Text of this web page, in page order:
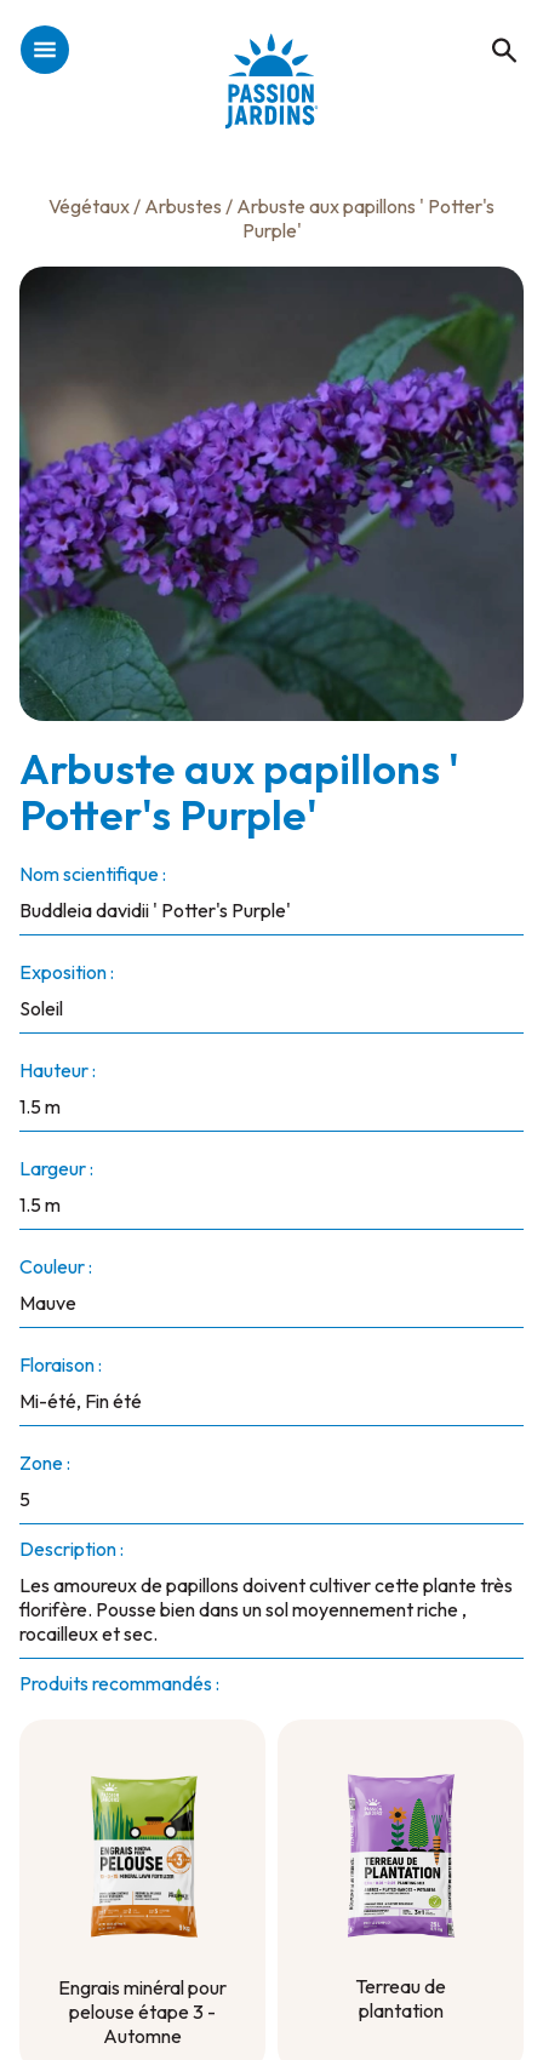
Végétaux/ Arbustes / Arbuste aux papillons ' Potter's
Purple'
Arbuste aux papillons '
Potter's Purple'
Nom scientifique :
Buddleia davidii ' Potter's Purple'
Exposition :
Soleil
Hauteur :
1.5 m
Largeur :
1.5 m
Couleur :
Mauve
Floraison :
Mi-été, Fin été
Zone :
5
Description :
Les amoureux de papillons doivent cultiver cette plante très
florifère. Pousse bien dans un sol moyennement riche ,
rocailleux et sec.
Produits recommandés :
Engrais minéral pour
pelouse étape 3 -
Automne
Terreau de
plantation